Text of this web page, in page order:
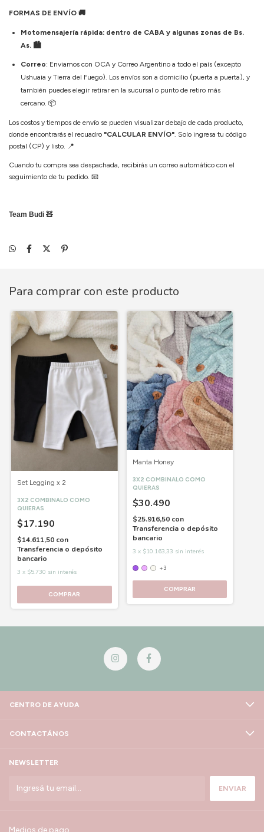
FORMAS DE ENVÍO 🚚
Motomensajería rápida: dentro de CABA y algunas zonas de Bs.
As. 🏙️
Correo: Enviamos con OCA y Correo Argentino a todo el país (excepto
Ushuaia y Tierra del Fuego). Los envíos son a domicilio (puerta a puerta), y
también puedes elegir retirar en la sucursal o punto de retiro más
cercano. 📦
Los costos y tiempos de envío se pueden visualizar debajo de cada producto,
donde encontrarás el recuadro "CALCULAR ENVÍO" . Solo ingresa tu código
postal (CP) y listo.
📍
Cuando tu compra sea despachada, recibirás un correo automático con el
seguimiento de tu pedido. 📧
Team Budi 🧸
Para comprar con este producto
Set Legging x 2
3X2 COMBINALO COMO
QUIERAS
$17.190
$14.611,50 con
Transferencia o depósito
bancario
3 x $5.730 sin interés
COMPRAR
Manta Honey
3X2 COMBINALO COMO
QUIERAS
$30.490
$25.916,50 con
Transferencia o depósito
bancario
3 x $10.163,33 sin interés
+3
COMPRAR
CENTRO DE AYUDA
CONTACTÁNOS
NEWSLETTER
Medios de pago